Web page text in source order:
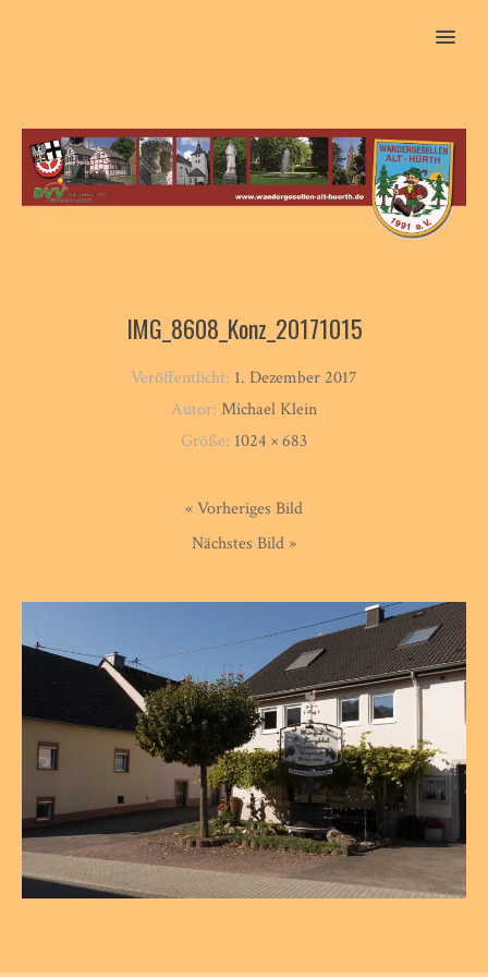
MENU
IMG_8608_Konz_20171015
Veröffentlicht: 1. Dezember 2017
Autor: Michael Klein
Größe: 1024 × 683
« Vorheriges Bild
Nächstes Bild »